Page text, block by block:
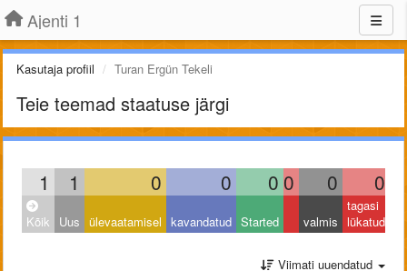
Ajenti 1
Kasutaja profiil Turan Ergün Tekeli
Teie teemad staatuse järgi
1 1 0 0 0 0 0 0
Kõik Uus ülevaatamisel kavandatud Started valmis
tagasi
lükatud
Viimati uuendatud